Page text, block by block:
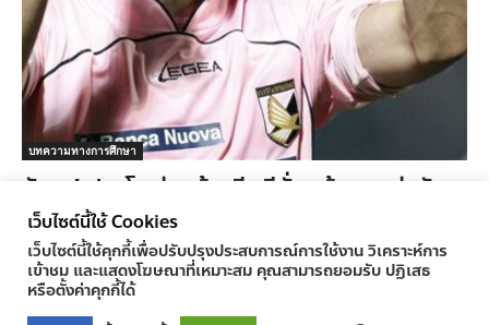
บทความทางการศึกษา
จับตา! ปาสโตเร่รอย้ายทีมซีซั่นหน้า คาดค่าตัว
พุ่ง60ล้านยูโร
ครูทูเดย์ ข่าวการศึกษา - 27/03/2011
เว็บไซต์นี้ใช้ Cookies
เว็บไซต์นี้ใช้คุกกี้เพื่อปรับปรุงประสบการณ์การใช้งาน วิเคราะห์การ
เข้าชม และแสดงโฆษณาที่เหมาะสม คุณสามารถยอมรับ ปฏิเสธ
หรือตั้งค่าคุกกี้ได้